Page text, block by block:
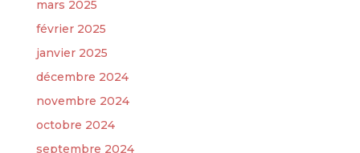
mars 2025
février 2025
janvier 2025
décembre 2024
novembre 2024
octobre 2024
septembre 2024